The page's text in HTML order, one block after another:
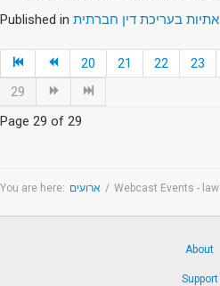
Published in בעריכת דין חברתית
20 21 22 23
29
Page 29 of 29
You are here: ארועים / Webcast Events - law
About
Support